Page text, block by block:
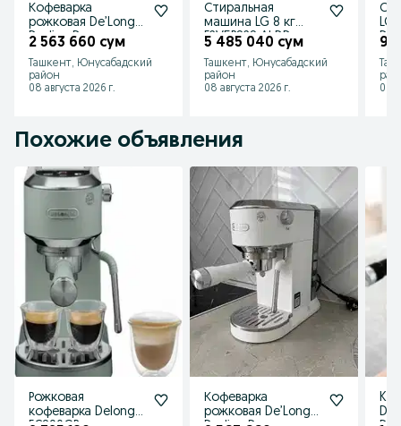
Кофеварка
рожковая De’Longhi
Dedica Duo
EC890.WI
2 563 660 сум
Ташкент, Юнусабадский
район
08 августа 2026 г.
Стиральная
машина LG 8 кг
F2V5PS2S AI DD
Inverter Steam
ThinQ™
5 485 040 сум
Ташкент, Юнусабадский
район
08 августа 2026 г.
LG
9
08
Похожие объявления
Рожковая
кофеварка Delonghi
Кофеварка
рожковая De’Longhi